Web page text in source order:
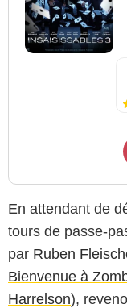
En attendant de
tours de passe-
par Ruben
Bienvenue à
Harrelson),